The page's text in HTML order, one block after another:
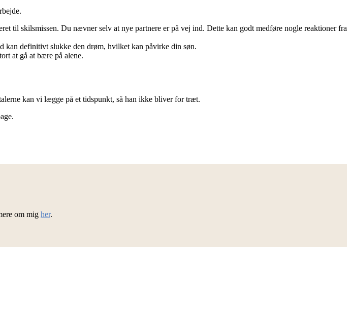
til skilsmissen. Du nævner selv at nye partnere er på vej ind. Dette kan godt medføre nogle reaktioner fra
kan definitivt slukke den drøm, hvilket kan påvirke din søn.
at gå at bære på alene.
kan vi lægge på et tidspunkt, så han ikke bliver for træt.
om mig her.